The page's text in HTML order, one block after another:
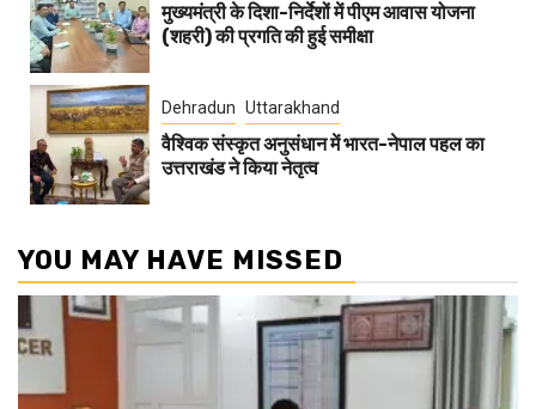
मुख्यमंत्री के दिशा-निर्देशों में पीएम आवास योजना
(शहरी) की प्रगति की हुई समीक्षा
Dehradun Uttarakhand
वैश्विक संस्कृत अनुसंधान में भारत-नेपाल पहल का
उत्तराखंड ने किया नेतृत्व
YOU MAY HAVE MISSED